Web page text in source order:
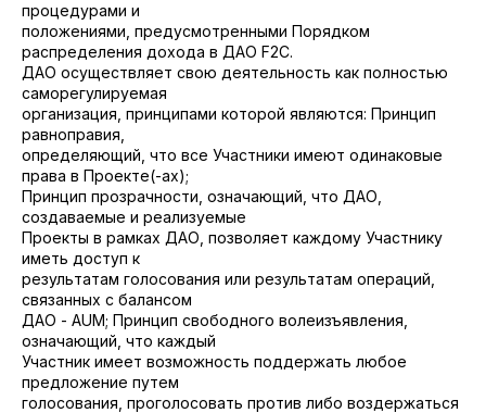
процедурами и
положениями, предусмотренными Порядком
распределения дохода в ДАО F2C.
ДАО осуществляет свою деятельность как полностью
саморегулируемая
организация, принципами которой являются: Принцип
равноправия,
определяющий, что все Участники имеют одинаковые
права в Проекте(-ах);
Принцип прозрачности, означающий, что ДАО,
создаваемые и реализуемые
Проекты в рамках ДАО, позволяет каждому Участнику
иметь доступ к
результатам голосования или результатам операций,
связанных с балансом
ДАО - AUM; Принцип свободного волеизъявления,
означающий, что каждый
Участник имеет возможность поддержать любое
предложение путем
голосования, проголосовать против либо воздержаться